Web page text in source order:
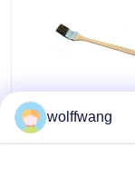
Holzgriff,
wolffwang